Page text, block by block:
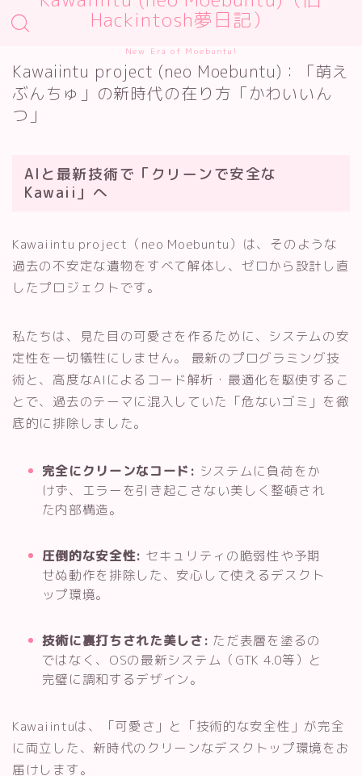
Hackintosh夢日記）
New Era of Moebuntu!
Kawaiintu project (neo Moebuntu)：「萌え
ぶんちゅ」の新時代の在り方「かわいいん
つ」
AIと最新技術で「クリーンで安全な
Kawaii」へ
Kawaiintu project（neo Moebuntu）は、そのような
過去の不安定な遺物をすべて解体し、ゼロから設計し直
したプロジェクトです。
私たちは、見た目の可愛さを作るために、システムの安
定性を一切犠牲にしません。 最新のプログラミング技
術と、高度なAIによるコード解析・最適化を駆使するこ
とで、過去のテーマに混入していた「危ないゴミ」を徹
底的に排除しました。
完全にクリーンなコード: システムに負荷をか
けず、エラーを引き起こさない美しく整頓され
た内部構造。
圧倒的な安全性: セキュリティの脆弱性や予期
せぬ動作を排除した、安心して使えるデスクト
ップ環境。
技術に裏打ちされた美しさ: ただ表層を塗るの
ではなく、OSの最新システム（GTK 4.0等）と
完璧に調和するデザイン。
Kawaiintuは、「可愛さ」と「技術的な安全性」が完全
に両立した、新時代のクリーンなデスクトップ環境をお
届けします。